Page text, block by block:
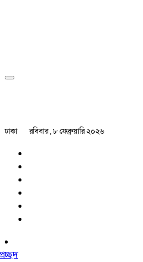
ঢাকা রবিবার , ৮ ফেব্রুয়ারি ২০২৬